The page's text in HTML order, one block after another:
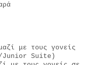
με τους γονείς
Junior Suite)